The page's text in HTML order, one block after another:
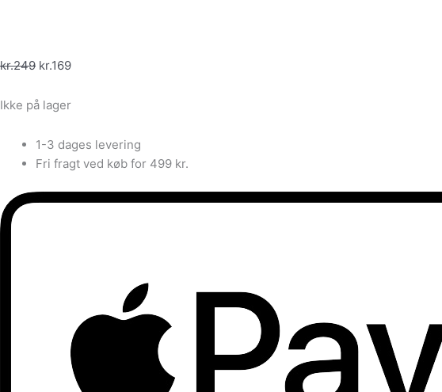
kr.249 kr.169
Ikke på lager
1-3 dages levering
Fri fragt ved køb for 499 kr.